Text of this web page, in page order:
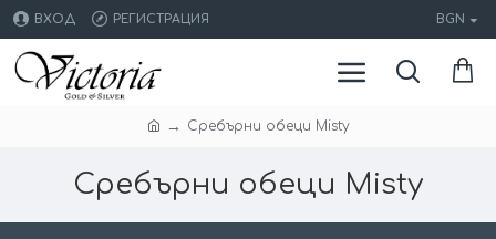
ВХОД РЕГИСТРАЦИЯ BGN
Сребърни обеци Misty
Сребърни обеци Misty